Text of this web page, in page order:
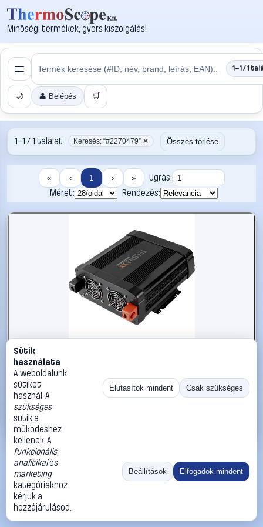
Minőségi termékek, gyors kiszolgálás!
1–1 / 1
🌙 👤 Belépés 🛒
1–1 / 1 találat Keresés: “#2270479” ✕ Összes törlése
« ‹ 1 › »
Ugrás:
Méret:
Rendezés:
#2270479
Technaxx Inverter TE20 2000 W 12 V/DC - 230 V/AC
Technaxx
77 990 Ft
Kosárba
«
Méret:
Rendezés:
©2026
ThermoScope
Cégbemutató
Sütik
használata
A weboldalunk
sütiket
használ. A
szükséges
sütik a
működéshez
kellenek. A
funkcionális,
analitikaiés
marketing
kategóriákhoz
kérjük a
hozzájárulásod.
Elutasítok mindent Csak szükséges
Beállítások Elfogadok mindent